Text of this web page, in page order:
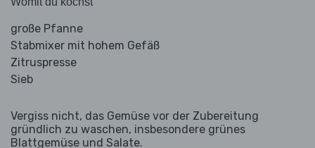
große Pfanne
Stabmixer mit hohem Gefäß
Zitruspresse
Sieb
Vergiss nicht, das Gemüse vor der Zubereitung
gründlich zu waschen, insbesondere grünes
Blattgemüse und Salate.